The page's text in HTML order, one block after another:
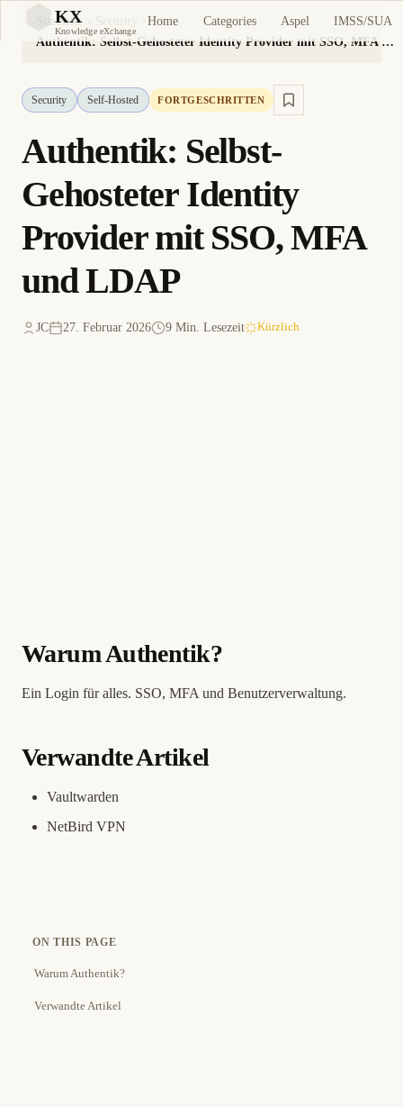
KX
Knowledge eXchange
Home Categories Aspel IMSS/SUA
Startseite
Authentik: Selbst-Gehosteter Identity Provider mit SSO, MFA und LDAP
Security Self-Hosted FORTGESCHRITTEN
Authentik: Selbst-
Gehosteter Identity
Provider mit SSO, MFA
und LDAP
JC 27. Februar 2026 9 Min. Lesezeit Kürzlich
Warum Authentik?
Ein Login für alles. SSO, MFA und Benutzerverwaltung.
Verwandte Artikel
Vaultwarden
NetBird VPN
ON THIS PAGE
Warum Authentik?
Verwandte Artikel